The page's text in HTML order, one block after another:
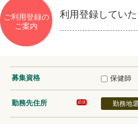
ご利用登録の
ご案内
利用登録していた
募集資格 保健師
勤務先住所 必須 勤務地